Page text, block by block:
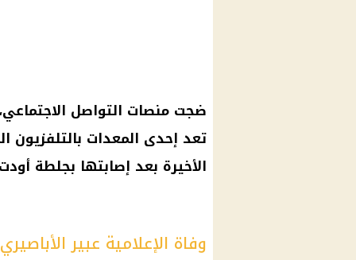
ضجت منصات التواصل الاجتماعي،
تعد إحدى المعدات بالتلفزيون
الأخيرة بعد إصابتها بجلطة
وفاة الإعلامية عبير الأباصيري